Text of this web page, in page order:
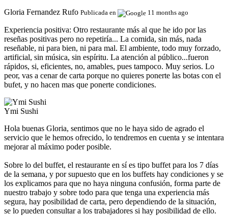
Gloria Fernandez Rufo Publicada en 11 months ago
Experiencia positiva: Otro restaurante más al que he ido por las
reseñas positivas pero no repetiría... La comida, sin más, nada
reseñable, ni para bien, ni para mal. El ambiente, todo muy forzado,
artificial, sin música, sin espíritu. La atención al público...fueron
rápidos, si, eficientes, no, amables, pues tampoco. Muy serios. Lo
peor, vas a cenar de carta porque no quieres ponerte las botas con el
bufet, y no hacen mas que ponerte condiciones.
Ymi Sushi
Hola buenas Gloria, sentimos que no le haya sido de agrado el
servicio que le hemos ofrecido, lo tendremos en cuenta y se intentara
mejorar al máximo poder posible.
Sobre lo del buffet, el restaurante en sí es tipo buffet para los 7 días
de la semana, y por supuesto que en los buffets hay condiciones y se
los explicamos para que no haya ninguna confusión, forma parte de
nuestro trabajo y sobre todo para que tenga una experiencia más
segura, hay posibilidad de carta, pero dependiendo de la situación,
se lo pueden consultar a los trabajadores si hay posibilidad de ello.